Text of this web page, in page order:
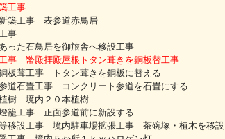
工事
築工事 表参道赤鳥居
事
った石鳥居を御旅舎へ移設工事
事 幣殿拝殿屋根トタン葺きを銅板替工事
葺工事 トタン葺きを銅板に替える
石畳工事 コンクリート参道を石畳にする
樹 境内２０本植樹
工事 正面参道前に新設する
設工事 境内駐車場拡張工事 茶碗塚・植木を移設